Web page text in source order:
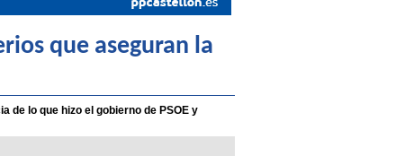
que aseguran la
de lo que hizo el gobierno de PSOE y